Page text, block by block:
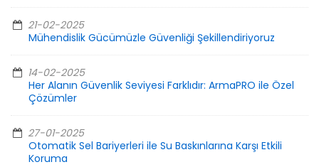
21-02-2025
Mühendislik Gücümüzle Güvenliği Şekillendiriyoruz
14-02-2025
Her Alanın Güvenlik Seviyesi Farklıdır: ArmaPRO ile Özel
Çözümler
27-01-2025
Otomatik Sel Bariyerleri ile Su Baskınlarına Karşı Etkili
Koruma